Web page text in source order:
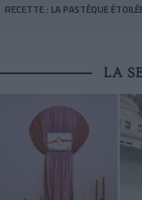
RECETTE : LA PASTÈQUE
LA